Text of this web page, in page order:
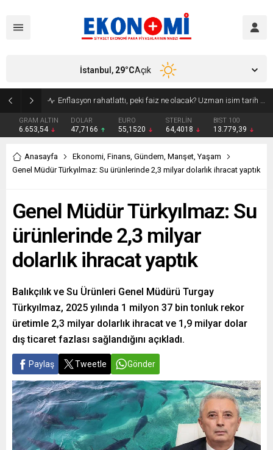
Bakan Kurum: Atık artış hızı yarı yarıya inmeli
GRAM ALTIN
6.653,54
DOLAR
47,7166
EURO
55,1520
STERLİN
64,4018
BIST 100
13.779,39
İstanbul, 29°CAçık
Anasayfa Ekonomi, Finans, Gündem, Manşet,Yaşam
Genel Müdür Türkyılmaz: Su ürünlerinde 2,3 milyar dolarlık ihracat yaptık
Genel Müdür Türkyılmaz: Su
ürünlerinde 2,3 milyar
dolarlık ihracat yaptık
Balıkçılık ve Su Ürünleri Genel Müdürü Turgay
Türkyılmaz, 2025 yılında 1 milyon 37 bin tonluk rekor
üretimle 2,3 milyar dolarlık ihracat ve 1,9 milyar dolar
dış ticaret fazlası sağlandığını açıkladı.
Paylaş Tweetle Gönder